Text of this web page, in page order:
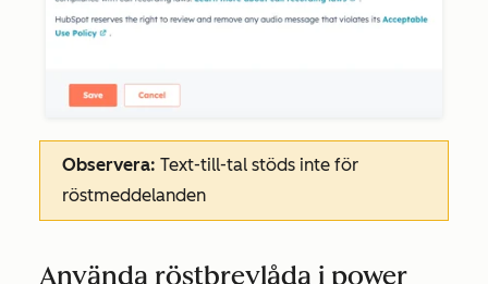
Observera: Text-till-tal stöds inte för
röstmeddelanden
Använda röstbrevlåda i power